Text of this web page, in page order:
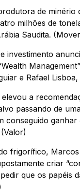
de
milhões de
Saudita.
investimento
e Rafael
a
passando de
conseguido
frigorífico,
criar
que os papéis